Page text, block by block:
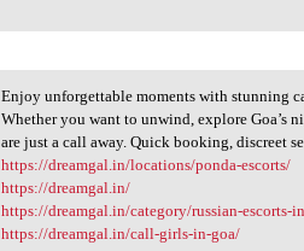
Enjoy unforgettable moments
Enjoy unforgettable moments with stunning
Whether you want to unwind, explore Goa’s
are just a call away. Quick booking, discreet
https://dreamgal.in/locations/ponda-escorts/
https://dreamgal.in/
https://dreamgal.in/category/russian-escorts-
https://dreamgal.in/call-girls-in-goa/